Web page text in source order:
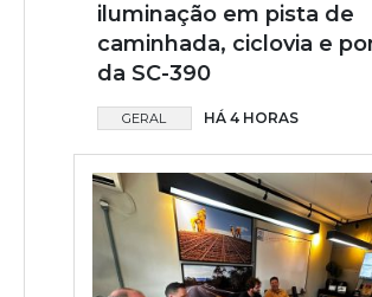
iluminação em pista de
caminhada, ciclovia e
da SC-390
GERAL HÁ 4 HORAS